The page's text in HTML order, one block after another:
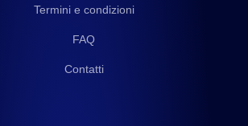
Termini e condizioni
FAQ
Contatti